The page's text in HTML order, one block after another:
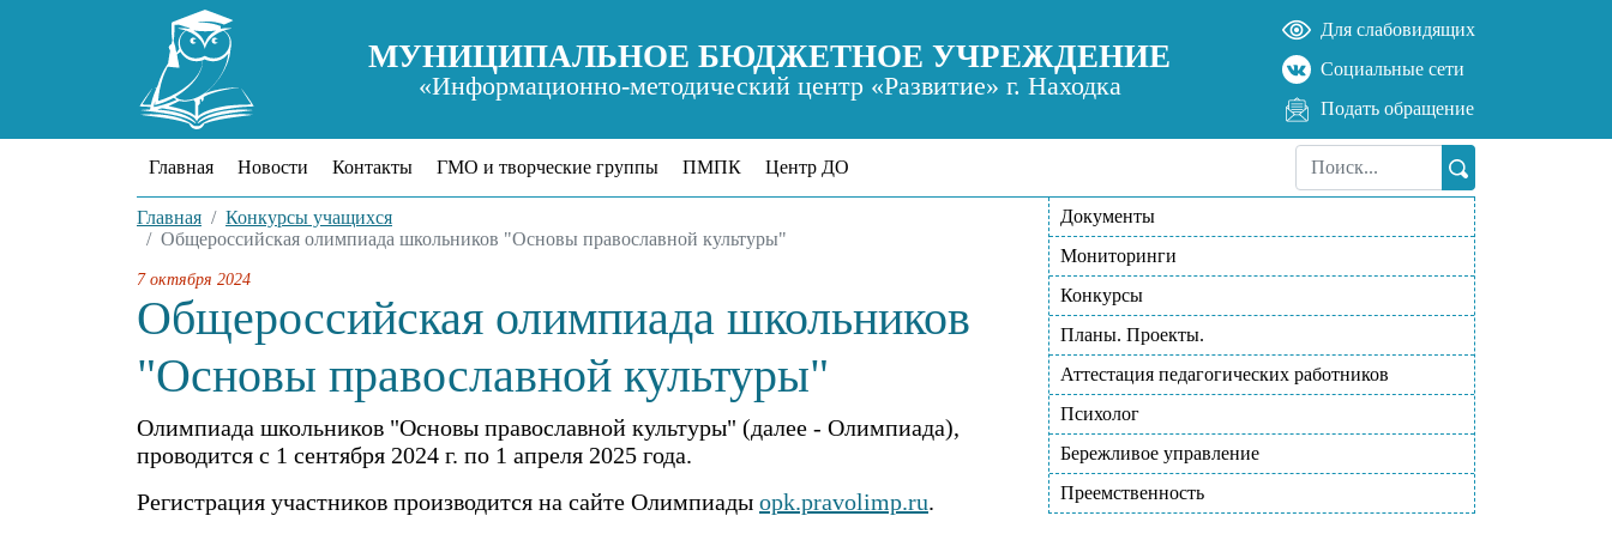
МУНИЦИПАЛЬНОЕ БЮДЖЕТНОЕ УЧРЕЖДЕНИЕ
«Информационно-методический центр «Развитие» г. Находка
Для слабовидящих
Социальные сети
Подать обращение
Главная Новости Контакты ГМО и творческие группы ПМПК Центр ДО
Главная
Конкурсы учащихся
Общероссийская олимпиада школьников "Основы православной культуры"
7 октября 2024
Общероссийская олимпиада школьников
"Основы православной культуры"
Олимпиада школьников "Основы православной культуры" (далее - Олимпиада),
проводится с 1 сентября 2024 г. по 1 апреля 2025 года.
Регистрация участников производится на сайте Олимпиады opk.pravolimp.ru.
Документы
Мониторинги
Конкурсы
Планы. Проекты.
Аттестация педагогических работников
Психолог
Бережливое управление
Преемственность